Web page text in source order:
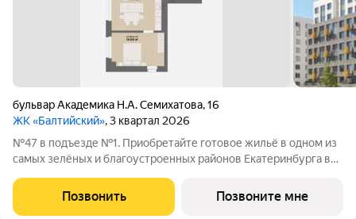
бульвар Академика Н.А. Семихатова,16
ЖК «Балтийский», 3 квартал 2026
№47 в подъезде №1. Приобретайте готовое жильё в одном из
самых зелёных и благоустроенных районов Екатеринбурга в
планировки: помимо стандартных, есть варианты с террасами,
антресолями,
Позвонить Позвоните мне